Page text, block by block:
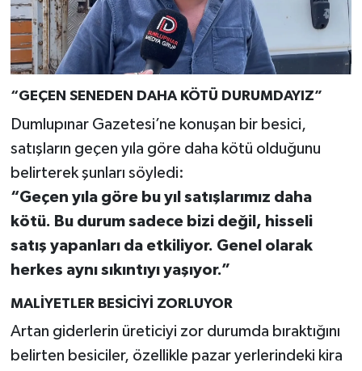
“GEÇEN SENEDEN DAHA KÖTÜ DURUMDAYIZ”
Dumlupınar Gazetesi’ne konuşan bir besici,
satışların geçen yıla göre daha kötü olduğunu
belirterek şunları söyledi:
“Geçen yıla göre bu yıl satışlarımız daha
kötü. Bu durum sadece bizi değil, hisseli
satış yapanları da etkiliyor. Genel olarak
herkes aynı sıkıntıyı yaşıyor.”
MALİYETLER BESİCİYİ ZORLUYOR
Artan giderlerin üreticiyi zor durumda bıraktığını
belirten besiciler, özellikle pazar yerlerindeki kira